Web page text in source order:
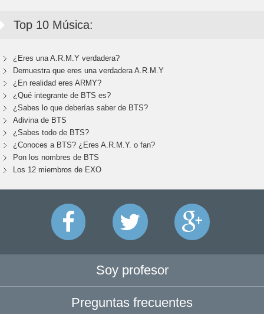
Top 10 Música:
¿Eres una A.R.M.Y verdadera?
Demuestra que eres una verdadera A.R.M.Y
¿En realidad eres ARMY?
¿Qué integrante de BTS es?
¿Sabes lo que deberías saber de BTS?
Adivina de BTS
¿Sabes todo de BTS?
¿Conoces a BTS? ¿Eres A.R.M.Y. o fan?
Pon los nombres de BTS
Los 12 miembros de EXO
Soy profesor
Preguntas frecuentes